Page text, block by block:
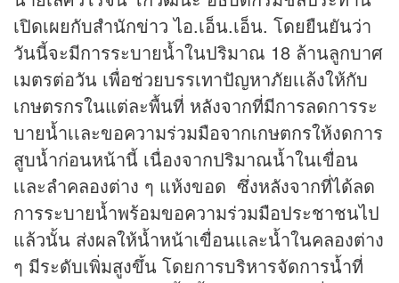
เปิดเผยกับสำนักข่าวไอ.เอ็น.เอ็น. โดยยืนยันว่า
วันนี้จะมีการระบายน้ำในปริมาณ 18 ล้านลูกบาศ
เมตรต่อวัน เพื่อช่วยบรรเทาปัญหาภัยเเล้งให้กับ
เกษตรกรในแต่ละพื้นที่ หลังจากที่มีการลดการระ
บายน้ำเเละขอความร่วมมือจากเกษตกรให้งดการ
สูบน้ำก่อนหน้านี้ เนื่องจากปริมาณน้ำในเขื่อน
เเละลำคลองต่าง ๆ แห้งขอด ซึ่งหลังจากที่ได้ลด
การระบายน้ำพร้อมขอความร่วมมือประชาชนไป
แล้วนั้น ส่งผลให้น้ำหน้าเขื่อนเเละน้ำในคลองต่าง
ๆ มีระดับเพิ่มสูงขึ้น โดยการบริหารจัดการน้ำที่